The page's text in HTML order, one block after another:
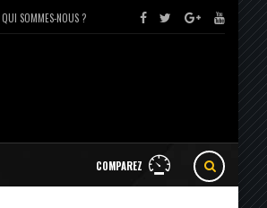
QUI SOMMES-NOUS ?
COMPAREZ